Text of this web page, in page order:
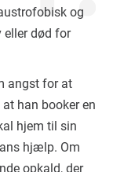
og
eller død for
angst for at
han booker en
hjem til sin
hjælp. Om
opkald, der